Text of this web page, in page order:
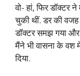
वो- हां, फिर डॉक्टर
चुकी थीं. डर की
डॉक्टर समझ गया और
मैंने भी वासना के वश
दिया.